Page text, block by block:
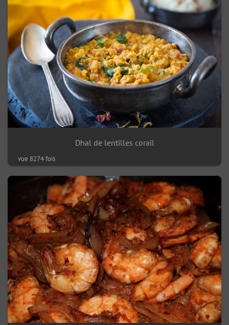
Dhal de lentilles corail
vue 8274 fois